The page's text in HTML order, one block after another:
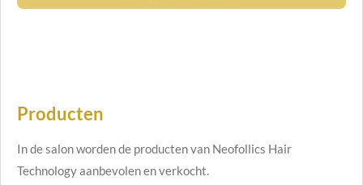
Producten
In de salon worden de producten van Neofollics Hair
Technology aanbevolen en verkocht.